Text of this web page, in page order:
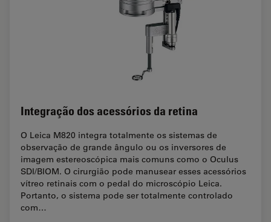
Integração dos acessórios da retina
O Leica M820 integra totalmente os sistemas de
observação de grande ângulo ou os inversores de
imagem estereoscópica mais comuns como o Oculus
SDI/BIOM. O cirurgião pode manusear esses acessórios
vítreo retinais com o pedal do microscópio Leica.
Portanto, o sistema pode ser totalmente controlado
com…